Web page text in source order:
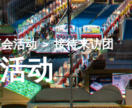
活动 接待来访团
动